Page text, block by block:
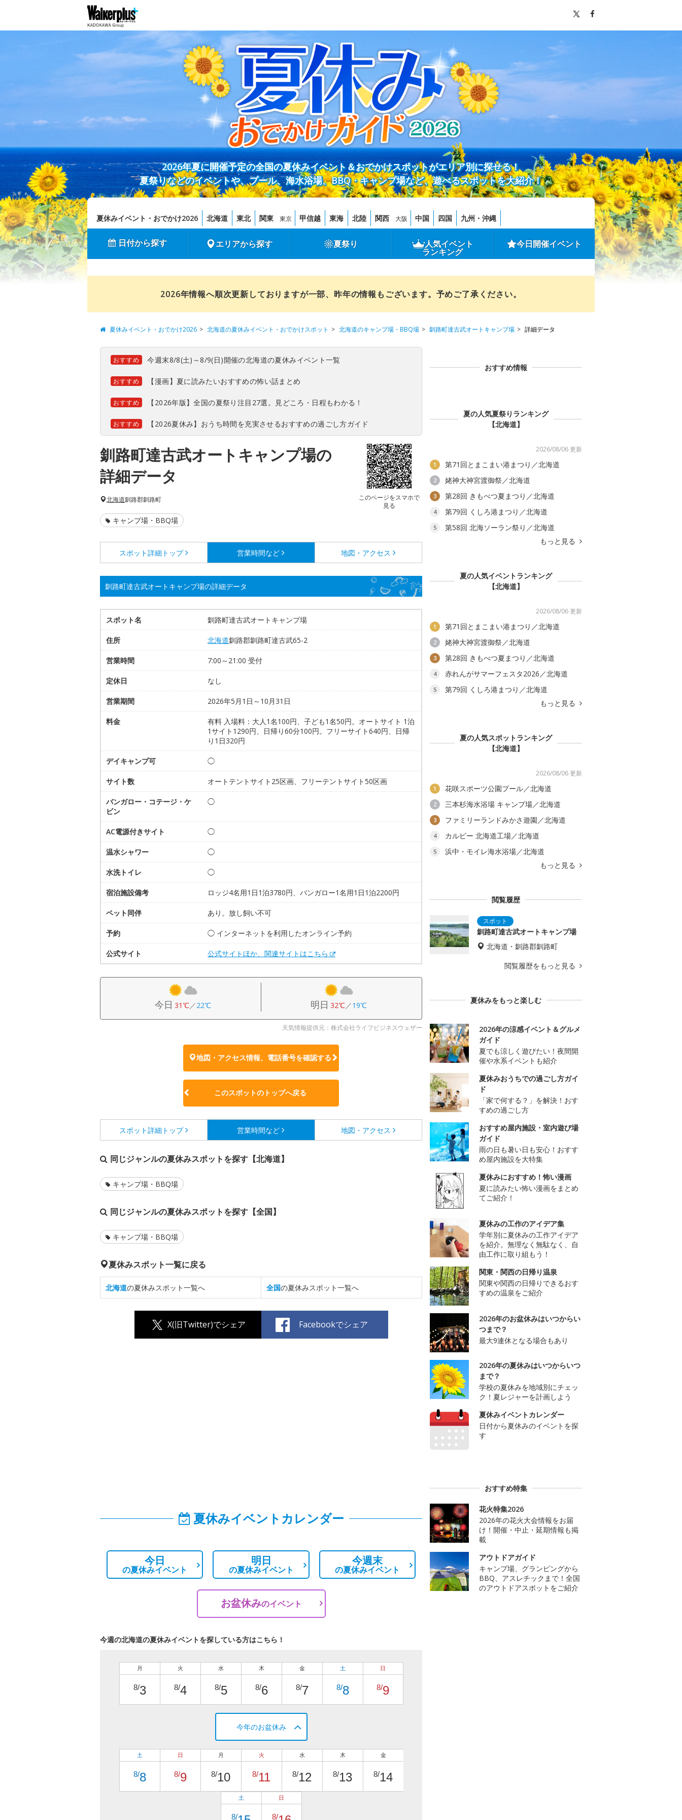
2026年夏に開催予定の全国の夏休みイベント＆おでかけスポットがエリア別に探せる！
夏祭りなどのイベントや、プール、海水浴場、BBQ・キャンプ場など、遊べるスポットを大紹介！
夏休みイベント・おでかけ2026 北海道 東北 関東 東京 甲信越 東海 北陸 関西 大阪 中国 四国 九州・沖縄
日付から探す エリアから探す 夏祭り 人気イベント
ランキング
今日開催イベント
2026年情報へ順次更新しておりますが一部、昨年の情報もございます。予めご了承ください。
夏休みイベント・おでかけ2026 北海道の夏休みイベント・おでかけスポット 北海道のキャンプ場・BBQ場 釧路町達古武オートキャンプ場 詳細データ
おすすめ 今週末8/8(土)～8/9(日)開催の北海道の夏休みイベント一覧
おすすめ 【漫画】夏に読みたいおすすめの怖い話まとめ
おすすめ 【2026年版】全国の夏祭り注目27選。見どころ・日程もわかる！
おすすめ 【2026夏休み】おうち時間を充実させるおすすめの過ごし方ガイド
釧路町達古武オートキャンプ場の
詳細データ
このページをスマホで
見る
北海道釧路郡釧路町
キャンプ場・BBQ場
スポット詳細 トップ 営業時間など 地図・アクセス
釧路町達古武オートキャンプ場の詳細データ
スポット名 釧路町達古武オートキャンプ場
住所 北海道釧路郡釧路町達古武65-2
営業時間 7:00～21:00 受付
定休日 なし
営業期間 2026年5月1日～10月31日
料金
有料 入場料：大人1名100円、子ども1名50円。オートサイト 1泊
1サイト1290円、日帰り60分100円。フリーサイト640円、日帰
り1日320円
デイキャンプ可 ◯
サイト数 オートテントサイト25区画、フリーテントサイト50区画
バンガロー・コテージ・ケ
ビン
◯
AC電源付きサイト ◯
温水シャワー ◯
水洗トイレ ◯
宿泊施設備考 ロッジ4名用1日1泊3780円、バンガロー1名用1日1泊2200円
ペット同伴 あり。放し飼い不可
予約 ◯ インターネットを利用したオンライン予約
公式サイト 公式サイトほか、関連サイトはこちら
今日 31℃／22℃ 明日 32℃／19℃
天気情報提供元：株式会社ライフビジネスウェザー
地図・アクセス情報、電話番号を確認する
このスポットのトップへ戻る
スポット詳細 トップ 営業時間など 地図・アクセス
同じジャンルの夏休みスポットを探す【北海道】
キャンプ場・BBQ場
同じジャンルの夏休みスポットを探す【全国】
キャンプ場・BBQ場
夏休みスポット一覧に戻る
北海道の夏休みスポット一覧へ 全国の夏休みスポット一覧へ
X(旧Twitter)でシェア Facebookでシェア
夏休みイベントカレンダー
今日
の夏休みイベント
明日
の夏休みイベント
今週末
の夏休みイベント
お盆休みのイベント
今週の北海道の夏休みイベントを探している方はこちら！
月
8/3
火
8/4
水
8/5
木
8/6
金
8/7
土
8/8
日
8/9
今年のお盆休み
土
8/8
日
8/9
月
8/10
火
8/11
水
8/12
木
8/13
金
8/14
土
8/
日
8/
おすすめ情報
夏の人気夏祭りランキング
【北海道】
2026/08/06 更新
1 第71回とまこまい港まつり／北海道
2 姥神大神宮渡御祭／北海道
3 第28回 きもべつ夏まつり／北海道
4 第79回 くしろ港まつり／北海道
5
第58回 北海ソーラン祭り／北海道
もっと見る
夏の人気イベントランキング
【北海道】
2026/08/06 更新
1 第71回とまこまい港まつり／北海道
2 姥神大神宮渡御祭／北海道
3 第28回 きもべつ夏まつり／北海道
4 赤れんがサマーフェスタ2026／北海道
5
第79回 くしろ港まつり／北海道
もっと見る
夏の人気スポットランキング
【北海道】
2026/08/06 更新
1 花咲スポーツ公園プール／北海道
2 三本杉海水浴場 キャンプ場／北海道
3 ファミリーランドみかさ遊園／北海道
4 カルビー 北海道工場／北海道
5
浜中・モイレ海水浴場／北海道
もっと見る
閲覧履歴
釧路町達古武オートキャンプ場
北海道・釧路郡釧路町
閲覧履歴をもっと見る
夏休みをもっと楽しむ
2026年の涼感イベント＆グルメ
ガイド
夏でも涼しく遊びたい！夜間開
催や水系イベントも紹介
夏休みおうちでの過ごし方ガイ
ド
「家で何する？」を解決！おす
すめの過ごし方
おすすめ屋内施設・室内遊び場
ガイド
雨の日も暑い日も安心！おすす
め屋内施設を大特集
夏休みにおすすめ！怖い漫画
夏に読みたい怖い漫画をまとめ
てご紹介！
夏休みの工作のアイデア集
学年別に夏休みの工作アイデア
を紹介。無理なく無駄なく、自
由工作に取り組もう！
関東・関西の日帰り温泉
関東や関西の日帰りできるおす
すめの温泉をご紹介
2026年のお盆休みはいつからい
つまで？
最大9連休となる場合もあり
2026年の夏休みはいつからいつ
まで？
学校の夏休みを地域別にチェッ
ク！夏レジャーを計画しよう
夏休みイベントカレンダー
日付から夏休みのイベントを探
す
おすすめ特集
花火特集2026
2026年の花火大会情報をお届
け！開催・中止・延期情報も掲
載
アウトドアガイド
キャンプ場、グランピングから
BBQ、アスレチックまで！全国
のアウトドアスポットをご紹介